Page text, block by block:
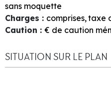
sans moquette
Charges : comprises taxe
Caution : € de caution
SITUATION SUR LE PLAN